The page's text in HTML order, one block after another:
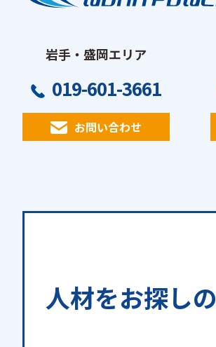
岩手・盛岡エリア
019-601-3661
お問い合わせ
人材をお探しの